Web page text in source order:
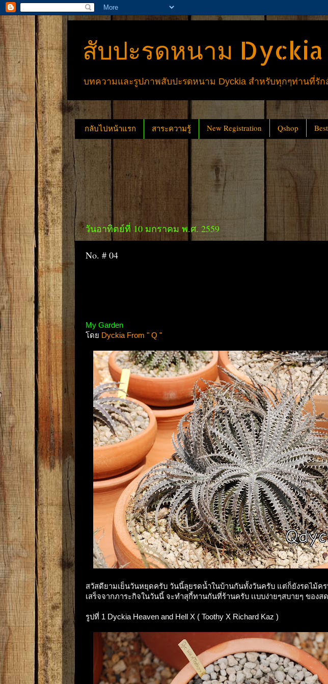
สับปะรดหนาม Dyckia
บทความและรูปภาพสับปะรดหนาม Dyckia สำหรับทุกๆท่านที่รัก
กลับไปหน้าแรก สาระความรู้ New Registration Qshop
วันอาทิตย์ที่ 10 มกราคม พ.ศ. 2559
No. # 04
My Garden
โดย Dyckia From " Q "
สวัสดียามเย็นวันหยุดครับ วันนี้ลุยรดน้ำในบ้านกันทั้งวันครับ แต่ก็ยังรดไม้ค
เสร็จจากภาระกิจในวันนี้ จะทำสุกี้ทานกันที่ร้านครับ เเบบง่ายๆสบายๆ ของ
รูปที่ 1 Dyckia Heaven and Hell X ( Toothy X Richard Kaz )